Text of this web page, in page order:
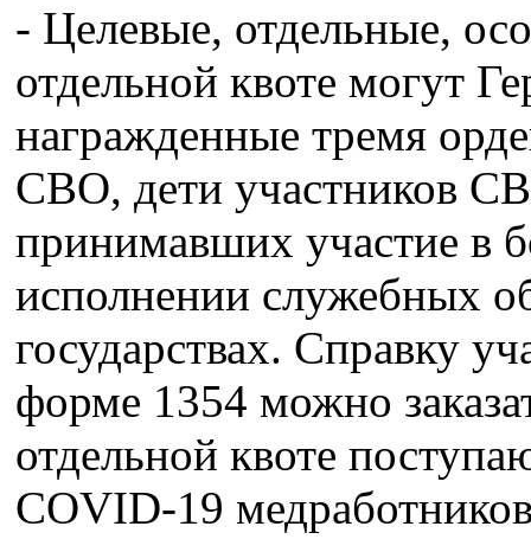
- Целевые, отдельные,
отдельной квоте могут
награжденные тремя
СВО, дети участников
принимавших участие в
исполнении служебных
государствах. Справку
форме 1354 можно
отдельной квоте
COVID-19